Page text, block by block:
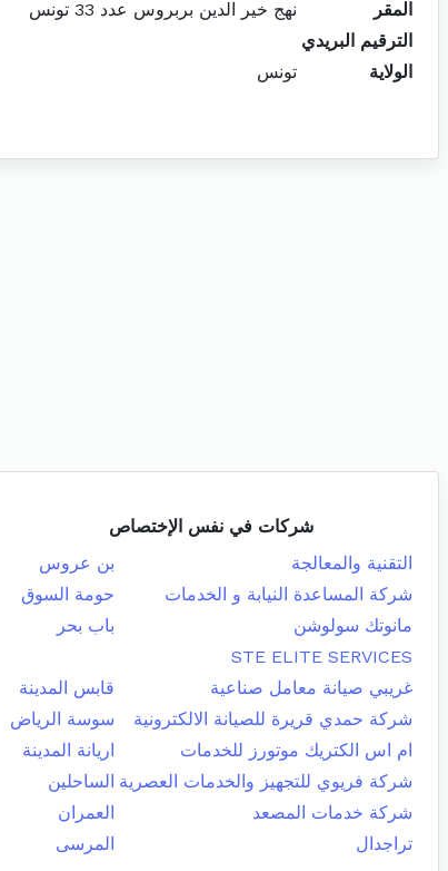
المقر
نهج خير الدين بربروس عدد 33 تونس
الترقيم البريدي
الولاية
تونس
شركات في نفس الإختصاص
التقنية والمعالجة
بن عروس
شركة المساعدة النيابة و الخدمات
حومة السوق
مانوتك سولوشن
باب بحر
STE ELITE SERVICES
غريبي صيانة معامل صناعية
قابس المدينة
شركة حمدي قريرة للصيانة الالكترونية
سوسة الرياض
ام اس الكتريك موتورز للخدمات
اريانة المدينة
شركة فريوي للتجهيز والخدمات العصرية الساحلين
شركة خدمات المصعد
العمران
تراجدال
المرسى